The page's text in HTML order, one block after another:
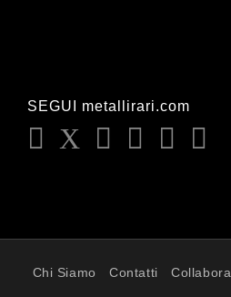
SEGUI metallirari.com
Chi Siamo Contatti Collabora